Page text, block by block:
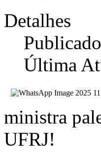
Detalhes
Última
ministra
UFRJ!